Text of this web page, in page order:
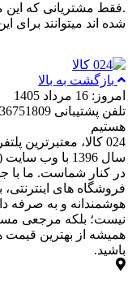
.فقط مشتریانی که این
شده اند میتوانند برای
بازگشت به بالا
امروز: 16 مرداد 1405
هستیم
024 کالا، معتبرترین
در کنار شماست. ما با
فروشگاه‌ های اینترنتی،
نیست؛ بلکه مرجعی
همیشه از بهترین قیمت‌
باشید.